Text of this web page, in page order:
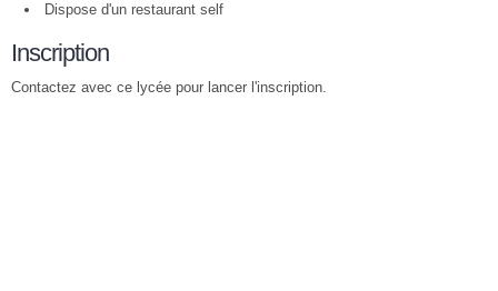
Dispose d'un restaurant self
Inscription
Contactez avec ce lycée pour lancer l'inscription.